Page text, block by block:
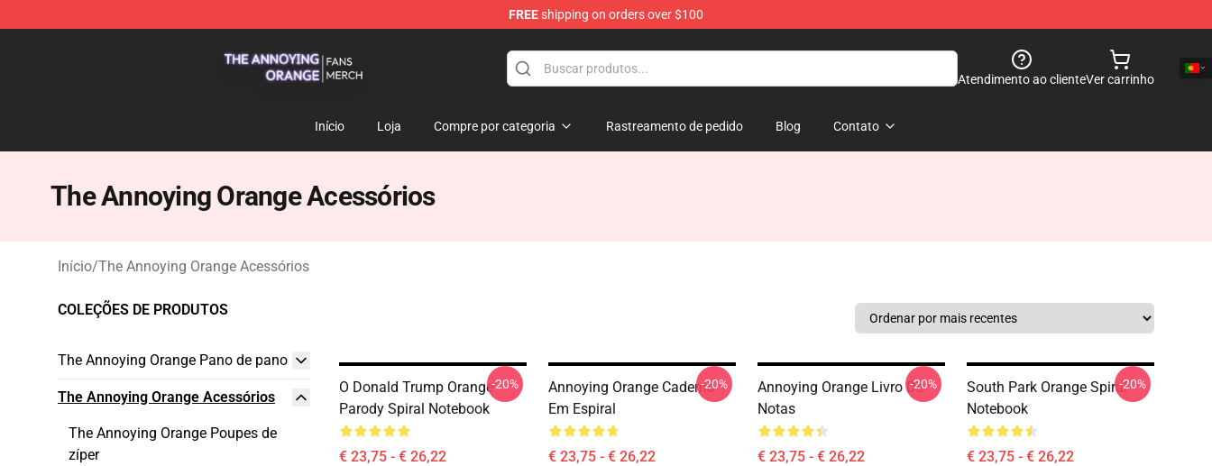
FREEshipping on orders over $100
Atendimento ao clienteVer carrinho
Início Loja Compre por categoria Rastreamento de pedido Blog Contato
The Annoying Orange Acessórios
Início/The Annoying Orange Acessórios
COLEÇÕES DE PRODUTOS
The Annoying Orange Pano de pano
The Annoying Orange Acessórios
The Annoying Orange Poupes de
zíper
O Donald Trump Orange
Parody Spiral Notebook
€ 23,75 - € 26,22
-20%
Annoying Orange Caderno
Em Espiral
€ 23,75 - € 26,22
-20%
Annoying Orange Livro De
Notas
€ 23,75 - € 26,22
-20%
South Park Orange Spiral
Notebook
€ 23,75 - € 26,22
-20%